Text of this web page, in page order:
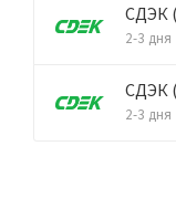
СДЭК
2-3 дня
СДЭК
2-3 дня